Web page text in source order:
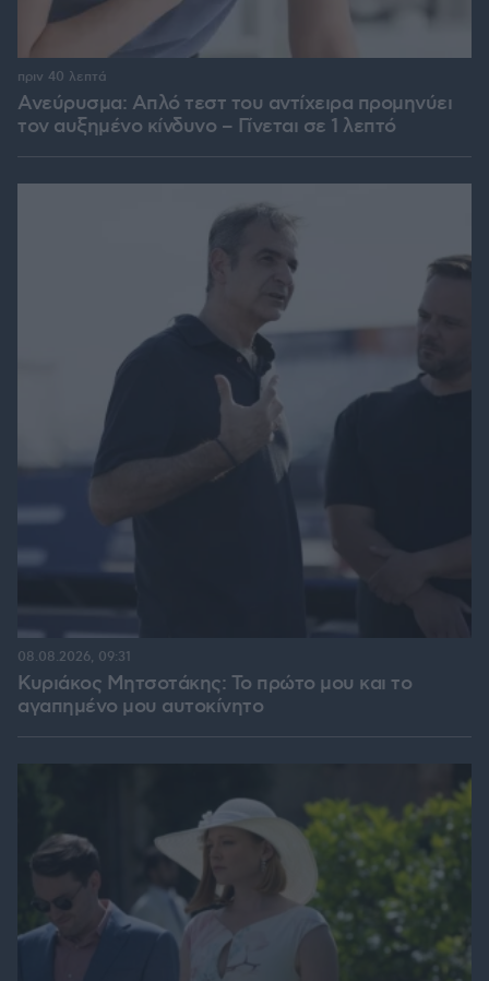
Ανεύρυσμα: Απλό τεστ του αντίχειρα προμηνύει
τον αυξημένο κίνδυνο – Γίνεται σε 1 λεπτό
πριν 40 λεπτά
Κυριάκος Μητσοτάκης: Το πρώτο μου και το
αγαπημένο μου αυτοκίνητο
08.08.2026, 09:31